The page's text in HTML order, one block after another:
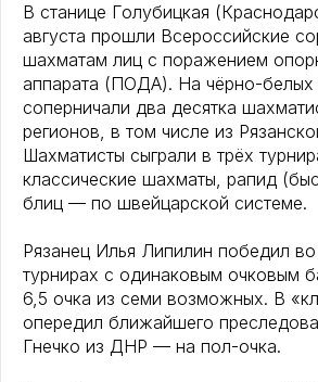
В станице Голубицкая
августа прошли Всероссийские
шахматам лиц с поражением
аппарата (ПОДА). На чёрно-белых
соперничали два десятка
регионов, в том числе из
Шахматисты сыграли в трёх
классические шахматы, рапид
блиц — по швейцарской системе.
Рязанец Илья Липилин победил во
турнирах с одинаковым очковым
6,5 очка из семи возможных. В
опередил ближайшего
Гнечко из ДНР — на пол-очка.